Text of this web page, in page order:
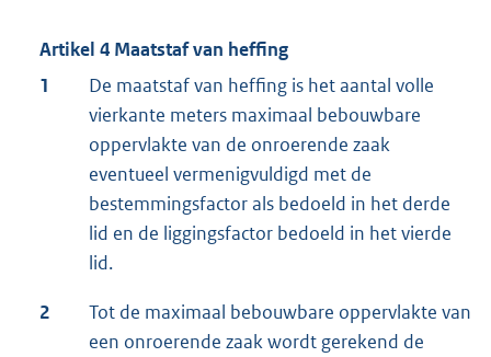
Artikel 4 Maatstaf van heffing
1
De maatstaf van heffing is het aantal volle
vierkante meters maximaal bebouwbare
oppervlakte van de onroerende zaak
eventueel vermenigvuldigd met de
bestemmingsfactor als bedoeld in het derde
lid en de liggingsfactor bedoeld in het vierde
lid.
2
Tot de maximaal bebouwbare oppervlakte van
een onroerende zaak wordt gerekend de